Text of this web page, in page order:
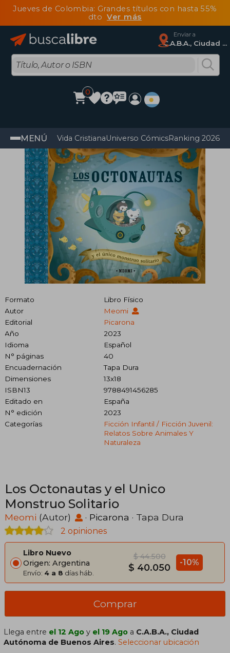
Jueves de Colombia: Grandes títulos con hasta 55%
dtoVer más
Enviar a
C.A.B.A., Ciudad Autónoma De Buenos Aires
0
MENÚ Vida CristianaUniverso CómicsRanking 2026
Formato
Libro Físico
Autor
Meomi
Editorial
Picarona
Año
2023
Idioma
Español
N° páginas
40
Encuadernación
Tapa Dura
Dimensiones
13x18
ISBN13
9788491456285
Editado en
España
N° edición
2023
Categorías
Ficción Infantil / Ficción Juvenil:
Relatos Sobre Animales Y
Naturaleza
Los Octonautas y el Unico
Monstruo Solitario
Meomi (Autor) · Picarona · Tapa Dura
2 opiniones
Libro Nuevo
Origen: Argentina
Envío: 4 a 8 días háb.
$ 44.500
$ 40.050 -10%
Comprar
Llega entre el 12 Ago y el 19 Ago a C.A.B.A., Ciudad
Autónoma de Buenos Aires.Seleccionar ubicación